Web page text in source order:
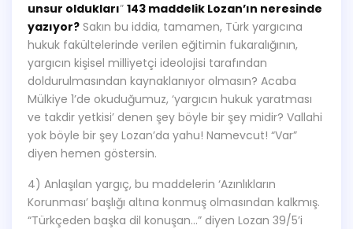
unsur oldukları” 143 maddelik Lozan’ın neresinde
yazıyor? Sakın bu iddia, tamamen, Türk yargıcına
hukuk fakültelerinde verilen eğitimin fukaralığının,
yargıcın kişisel milliyetçi ideolojisi tarafından
doldurulmasından kaynaklanıyor olmasın? Acaba
Mülkiye 1’de okuduğumuz, ‘yargıcın hukuk yaratması
ve takdir yetkisi’ denen şey böyle bir şey midir? Vallahi
yok böyle bir şey Lozan’da yahu! Namevcut! “Var”
diyen hemen göstersin.
4) Anlaşılan yargıç, bu maddelerin ‘Azınlıkların
Korunması’ başlığı altına konmuş olmasından kalkmış.
“Türkçeden başka dil konuşan…” diyen Lozan 39/5’i